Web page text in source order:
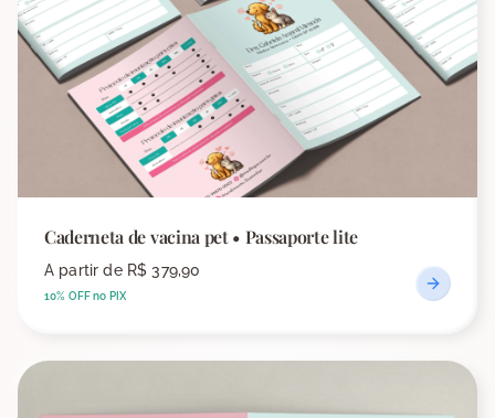
Caderneta de vacina pet • Passaporte lite
A partir de R$ 379,90
10% OFF no PIX